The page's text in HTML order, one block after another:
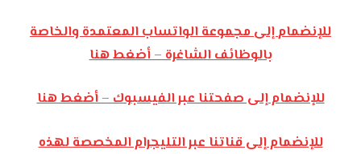
للإنضمام إلى مجموعة الواتساب المعتمدة والخاصة
بالوظائف الشاغرة – أضغط هنا
للإنضمام إلى صفحتنا عبر الفيسبوك – أضغط هنا
للإنضمام إلى قناتنا عبر التليجرام المخصصة لهذه